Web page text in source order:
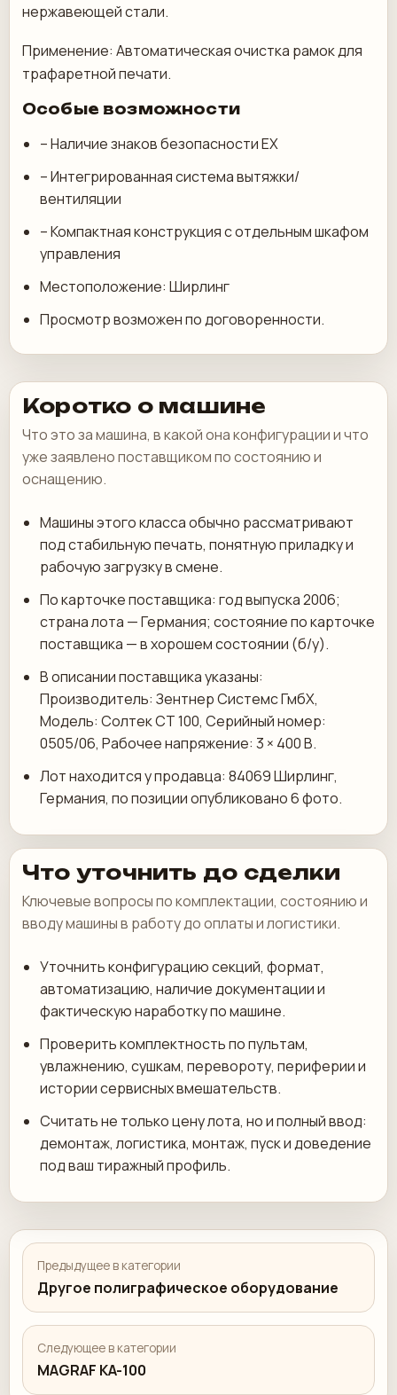
нержавеющей стали.
Применение: Автоматическая очистка рамок для
трафаретной печати.
Особые возможности
– Наличие знаков безопасности EX
– Интегрированная система вытяжки/
вентиляции
– Компактная конструкция с отдельным шкафом
управления
Местоположение: Ширлинг
Просмотр возможен по договоренности.
Коротко о машине
Что это за машина, в какой она конфигурации и что
уже заявлено поставщиком по состоянию и
оснащению.
Машины этого класса обычно рассматривают
под стабильную печать, понятную приладку и
рабочую загрузку в смене.
По карточке поставщика: год выпуска 2006;
страна лота — Германия; состояние по карточке
поставщика — в хорошем состоянии (б/у).
В описании поставщика указаны:
Производитель: Зентнер Системс ГмбХ,
Модель: Солтек СТ 100, Серийный номер:
0505/06, Рабочее напряжение: 3 × 400 В.
Лот находится у продавца: 84069 Ширлинг,
Германия, по позиции опубликовано 6 фото.
Что уточнить до сделки
Ключевые вопросы по комплектации, состоянию и
вводу машины в работу до оплаты и логистики.
Уточнить конфигурацию секций, формат,
автоматизацию, наличие документации и
фактическую наработку по машине.
Проверить комплектность по пультам,
увлажнению, сушкам, перевороту, периферии и
истории сервисных вмешательств.
Считать не только цену лота, но и полный ввод:
демонтаж, логистика, монтаж, пуск и доведение
под ваш тиражный профиль.
Предыдущее в категории
Другое полиграфическое оборудование
Следующее в категории
MAGRAF KA-100